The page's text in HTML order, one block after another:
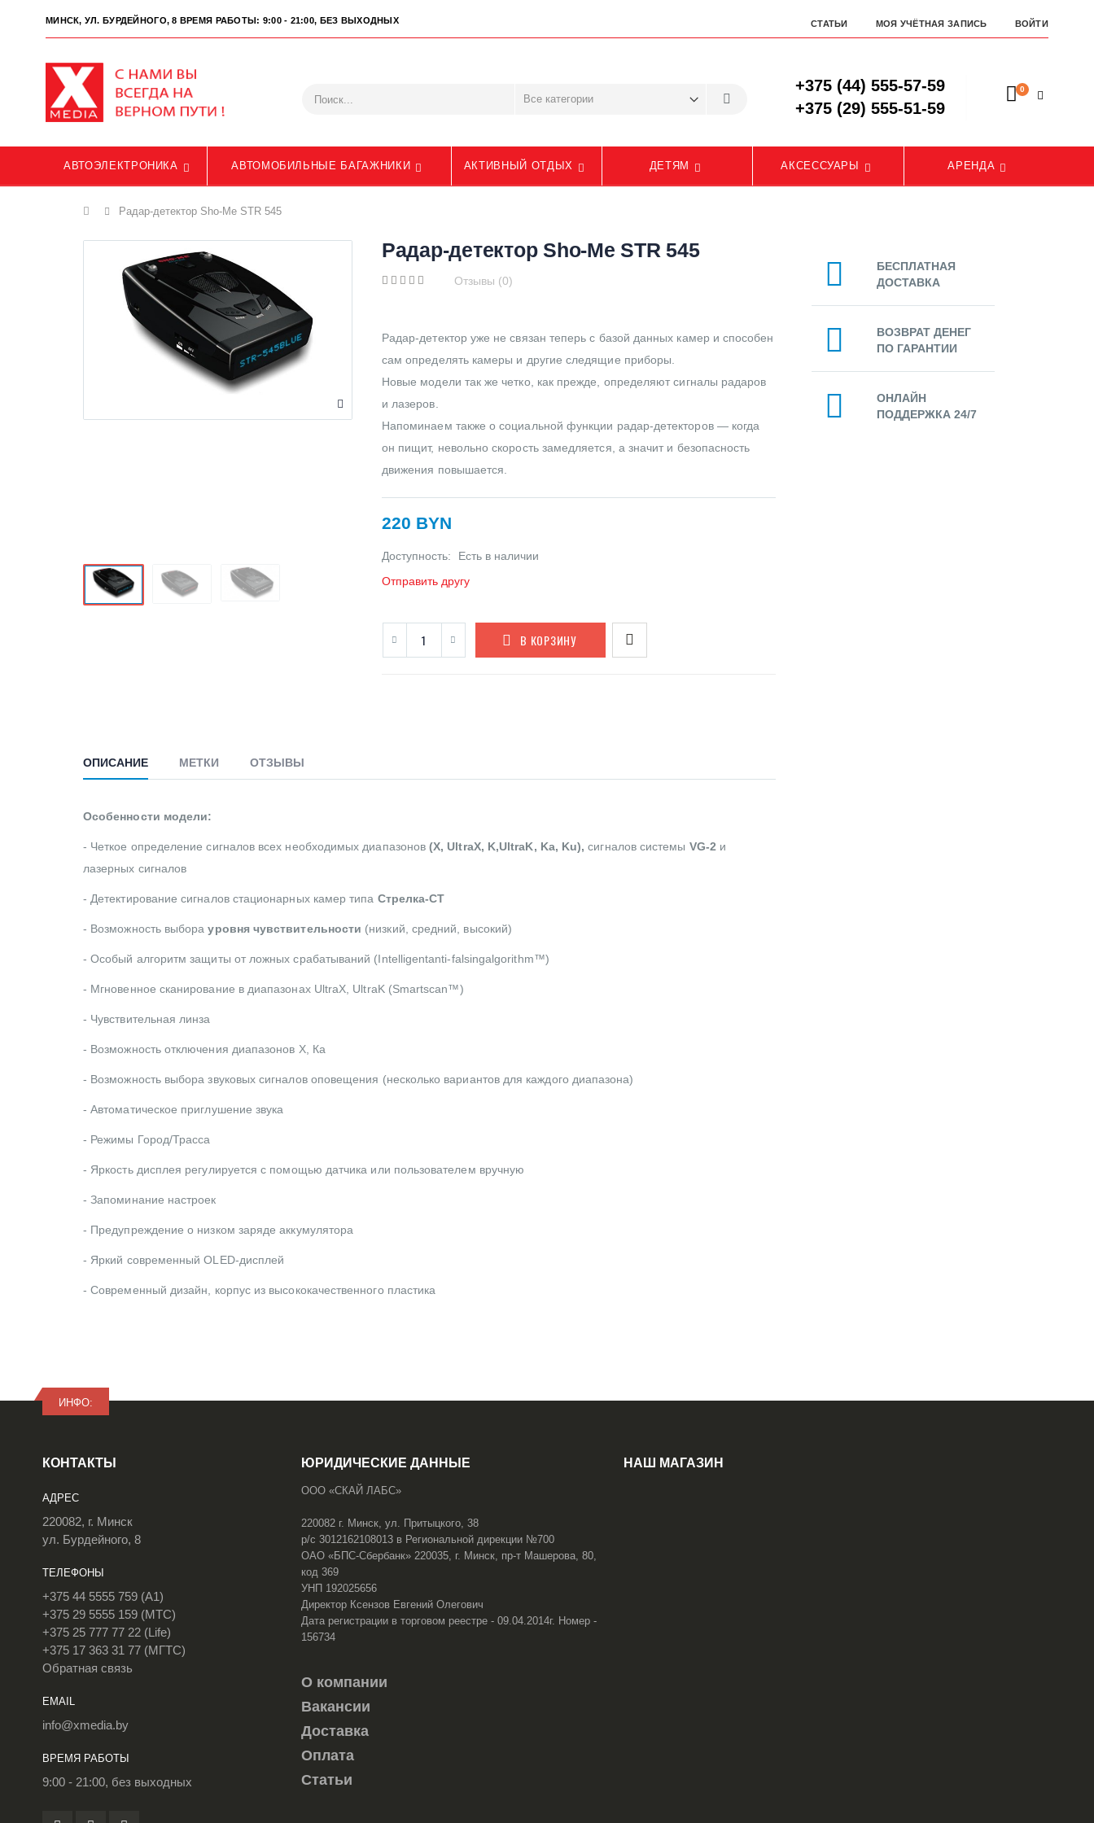
МИНСК, УЛ. БУРДЕЙНОГО, 8 ВРЕМЯ РАБОТЫ: 9:00 - 21:00, БЕЗ ВЫХОДНЫХ СТАТЬИ МОЯ УЧЁТНАЯ ЗАПИСЬ ВОЙТИ
+375 (44) 555-57-59
+375 (29) 555-51-59
0
АВТОЭЛЕКТРОНИКА АВТОМОБИЛЬНЫЕ БАГАЖНИКИ АКТИВНЫЙ ОТДЫХ ДЕТЯМ АКСЕССУАРЫ АРЕНДА
Главная
Радар-детектор Sho-Me STR 545
Радар-детектор Sho-Me STR 545
Отзывы (0)
Радар-детектор уже не связан теперь с базой данных камер и способен
сам определять камеры и другие следящие приборы.
Новые модели так же четко, как прежде, определяют сигналы радаров
и лазеров.
Напоминаем также о социальной функции радар-детекторов — когда
он пищит, невольно скорость замедляется, а значит и безопасность
движения повышается.
220 BYN
Доступность:
Есть в наличии
Отправить другу
В КОРЗИНУ
ОПИСАНИЕ МЕТКИ ОТЗЫВЫ
Особенности модели:
- Четкое определение сигналов всех необходимых диапазонов(X, UltraX, K,UltraK, Ka, Ku),сигналов системы VG-2и
лазерных сигналов
- Детектирование сигналов стационарных камер типа Стрелка-СТ
- Возможность выборауровня чувствительности (низкий, средний, высокий)
- Особый алгоритм защиты от ложных срабатываний (Intelligentanti-falsingalgorithm™)
- Мгновенное сканирование в диапазонах UltraX, UltraK (Smartscan™)
- Чувствительная линза
- Возможность отключения диапазонов Х, Ка
- Возможность выбора звуковых сигналов оповещения (несколько вариантов для каждого диапазона)
- Автоматическое приглушение звука
- Режимы Город/Трасса
- Яркость дисплея регулируется с помощью датчика или пользователем вручную
- Запоминание настроек
- Предупреждение о низком заряде аккумулятора
- Яркий современный OLED-дисплей
- Современный дизайн, корпус из высококачественного пластика
БЕСПЛАТНАЯ
ДОСТАВКА
ВОЗВРАТ ДЕНЕГ
ПО ГАРАНТИИ
ОНЛАЙН
ПОДДЕРЖКА 24/7
ИНФО:
КОНТАКТЫ
АДРЕС
220082, г. Минск
ул. Бурдейного, 8
ТЕЛЕФОНЫ
+375 44 5555 759 (A1)
+375 29 5555 159 (МТС)
+375 25 777 77 22 (Life)
+375 17 363 31 77 (МГТС)
Обратная связь
EMAIL
info@xmedia.by
ВРЕМЯ РАБОТЫ
9:00 - 21:00, без выходных
ЮРИДИЧЕСКИЕ ДАННЫЕ
ООО «СКАЙ ЛАБС»
220082 г. Минск, ул. Притыцкого, 38
р/с 3012162108013 в Региональной дирекции №700
ОАО «БПС-Сбербанк» 220035, г. Минск, пр-т Машерова, 80,
код 369
УНП 192025656
Директор Ксензов Евгений Олегович
Дата регистрации в торговом реестре - 09.04.2014г. Номер -
156734
О компании
Вакансии
Доставка
Оплата
Статьи
НАШ МАГАЗИН